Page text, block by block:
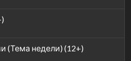
(Тема недели) (12+)